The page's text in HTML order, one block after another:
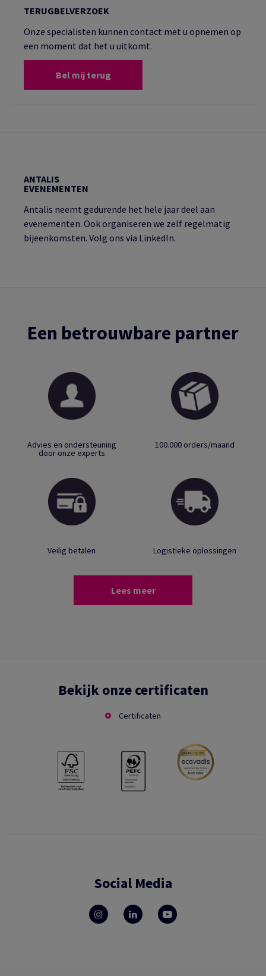
TERUGBELVERZOEK
Onze specialisten kunnen contact met u opnemen op
een moment dat het u uitkomt.
Bel mij terug
ANTALIS
EVENEMENTEN
Antalis neemt gedurende het hele jaar deel aan
evenementen. Ook organiseren we zelf regelmatig
bijeenkomsten. Volg ons via LinkedIn.
Een betrouwbare partner
Advies en ondersteuning
door onze experts
100.000 orders/maand
Veilig betalen Logistieke oplossingen
Lees meer
Bekijk onze certificaten
Certificaten
Social Media